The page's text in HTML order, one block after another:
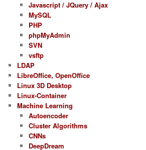
Javascript / JQuery / Ajax
MySQL
PHP
phpMyAdmin
SVN
vsftp
LDAP
LibreOffice, OpenOffice
Linux 3D Desktop
Linux-Container
Machine Learning
Autoencoder
Cluster Algorithms
CNNs
DeepDream